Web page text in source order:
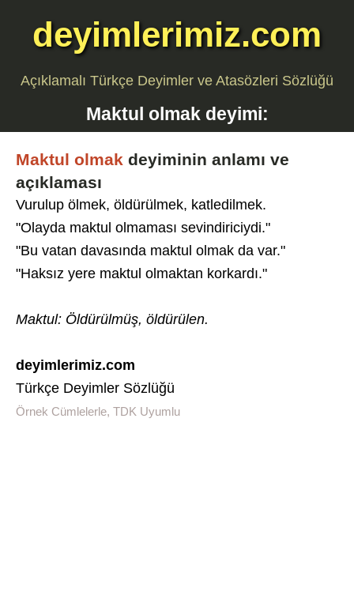
deyimlerimiz.com
Açıklamalı Türkçe Deyimler ve Atasözleri Sözlüğü
Maktul olmakdeyimi:
Maktul olmak deyiminin anlamı ve
açıklaması
Vurulup ölmek, öldürülmek, katledilmek.
"Olayda maktul olmaması sevindiriciydi."
"Bu vatan davasında maktul olmak da var."
"Haksız yere maktul olmaktan korkardı."
Maktul: Öldürülmüş, öldürülen.
deyimlerimiz.com
Türkçe Deyimler Sözlüğü
Örnek Cümlelerle, TDK Uyumlu